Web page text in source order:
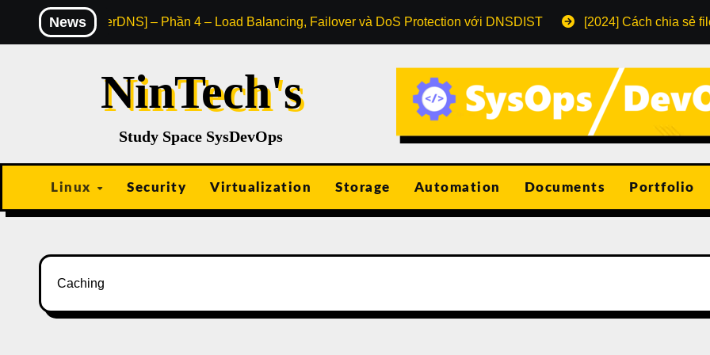
News[PowerDNS] – Phần 4 – Load Balancing, Failover và DoS Protection với DNSDIST [2024] Cách chia sẻ
NinTech's
Study Space SysDevOps
Linux Security Virtualization Storage Automation Documents Portfolio
Caching